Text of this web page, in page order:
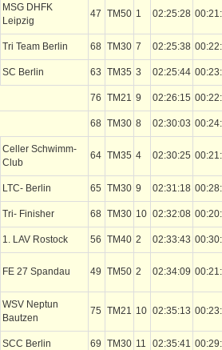
MSG DHFK
Leipzig
47 TM50 1 02:25:28
Tri Team Berlin 68 TM30 7 02:25:38
SC Berlin 63 TM35 3 02:25:44
76 TM21 9 02:26:15
68 TM30 8 02:30:03
Celler Schwimm-
Club
64 TM35 4 02:30:25
LTC- Berlin 65 TM30 9 02:31:18
Tri- Finisher 68 TM30 10 02:32:08
1. LAV Rostock 56 TM40 2 02:33:43
FE 27 Spandau 49 TM50 2 02:34:09
WSV Neptun
Bautzen
75 TM21 10 02:35:13
SCC Berlin 69 TM30 11 02:35:41